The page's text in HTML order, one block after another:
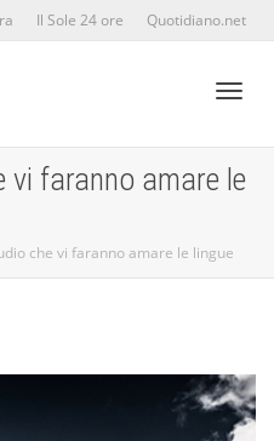
Il Sole 24 ore Quotidiano.net
vi faranno amare le
che vi faranno amare le lingue